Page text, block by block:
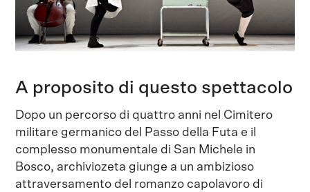
A proposito di questo spettacolo
Dopo un percorso di quattro anni nel Cimitero
militare germanico del Passo della Futa e il
complesso monumentale di San Michele in
Bosco, archiviozeta giunge a un ambizioso
attraversamento del romanzo capolavoro di